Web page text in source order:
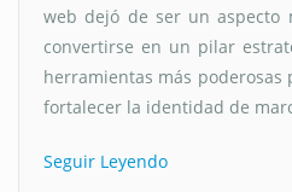
web dejó de ser un aspecto
convertirse en un pilar
herramientas más poderosas
fortalecer la identidad de
Seguir Leyendo